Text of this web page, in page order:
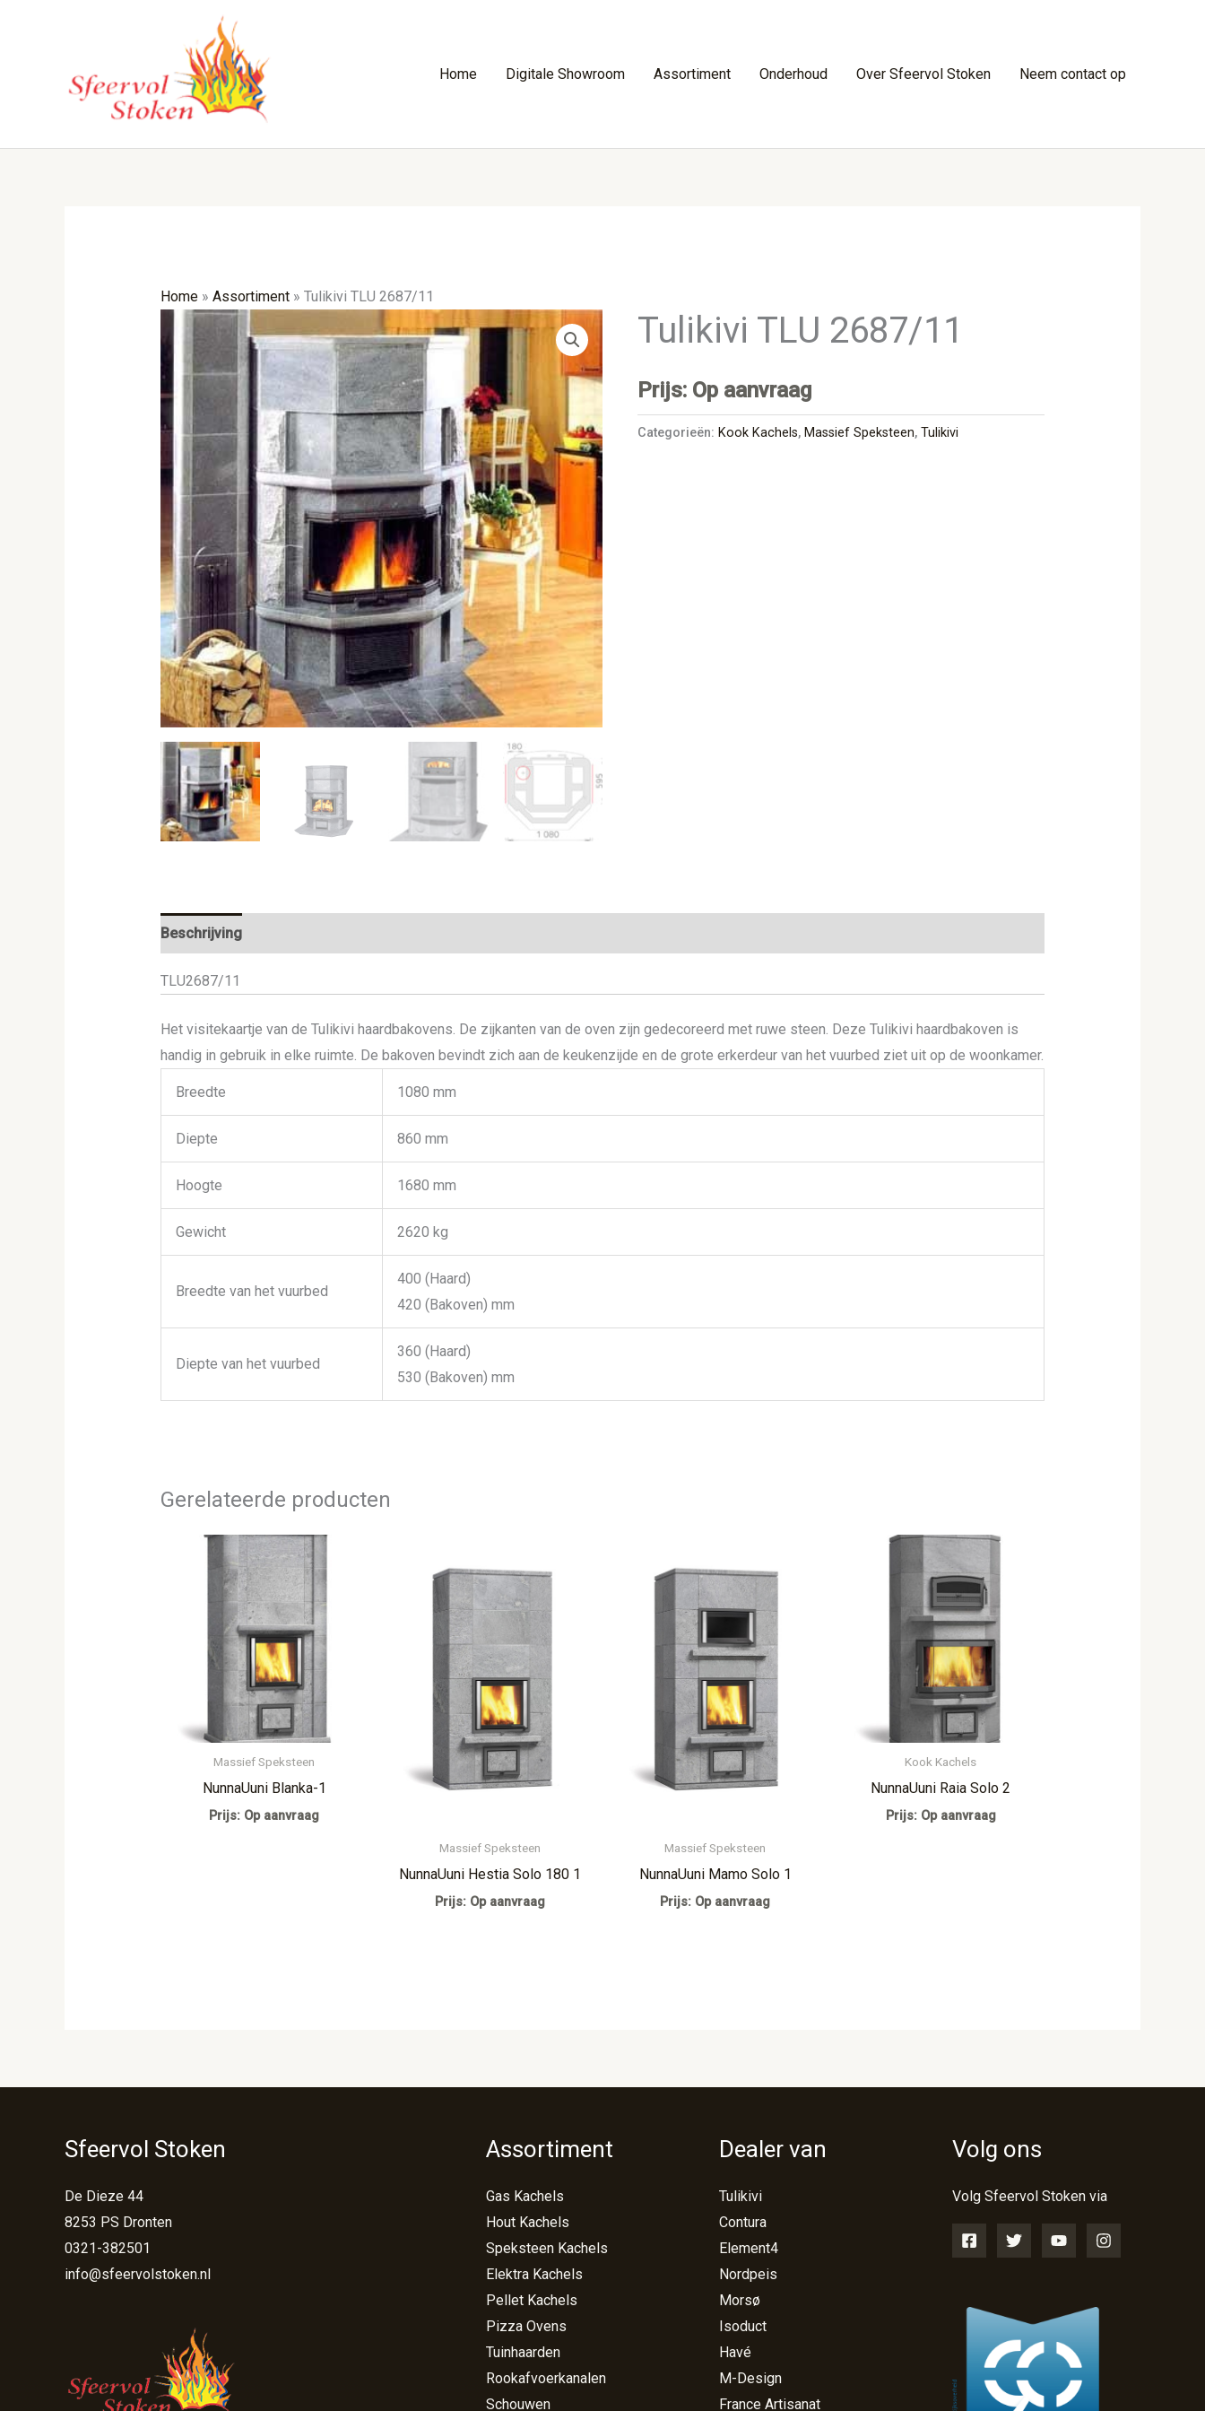
Home Digitale Showroom Assortiment Onderhoud Over Sfeervol Stoken Neem contact op
Home» Assortiment» Tulikivi TLU 2687/11
Tulikivi TLU 2687/11
Prijs: Op aanvraag
Categorieën: Kook Kachels, Massief Speksteen,Tulikivi
Beschrijving
TLU2687/11
Het visitekaartje van de Tulikivi haardbakovens. De zijkanten van de oven zijn gedecoreerd met ruwe steen. Deze Tulikivi haardbakoven is
handig in gebruik in elke ruimte. De bakoven bevindt zich aan de keukenzijde en de grote erkerdeur van het vuurbed ziet uit op de woonkamer.
Breedte 1080 mm
Diepte 860 mm
Hoogte 1680 mm
Gewicht 2620 kg
Breedte van het vuurbed
400 (Haard)
420 (Bakoven) mm
Diepte van het vuurbed
360 (Haard)
530 (Bakoven) mm
Gerelateerde producten
Massief Speksteen
NunnaUuni Blanka-1
Prijs: Op aanvraag
Massief Speksteen
NunnaUuni Hestia Solo 180 1
Prijs: Op aanvraag
Massief Speksteen
NunnaUuni Mamo Solo 1
Prijs: Op aanvraag
Kook Kachels
NunnaUuni Raia Solo 2
Prijs: Op aanvraag
Sfeervol Stoken
De Dieze 44
8253 PS Dronten
0321-382501
info@sfeervolstoken.nl
Assortiment
Gas Kachels
Hout Kachels
Speksteen Kachels
Elektra Kachels
Pellet Kachels
Pizza Ovens
Tuinhaarden
Rookafvoerkanalen
Schouwen
Dealer van
Tulikivi
Contura
Element4
Nordpeis
Morsø
Isoduct
Havé
M-Design
France Artisanat
Volg ons
Volg Sfeervol Stoken via